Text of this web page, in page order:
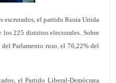
escrutados, el partido Rusia Unida
225 distritos electorales. Sobre
Parlamento ruso, el 76,22% del
el Partido Liberal-Demócrata